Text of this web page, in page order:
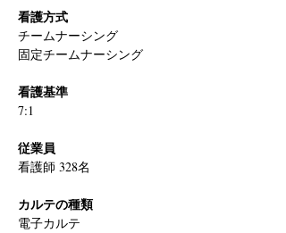
看護方式
チームナーシング
固定チームナーシング
看護基準
7:1
従業員
看護師 328名
カルテの種類
電子カルテ